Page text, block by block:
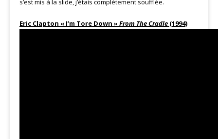
s’est mis à la slide, j’étais complètement soufflée.
Eric Clapton « I’m Tore Down » From The Cradle (1994)